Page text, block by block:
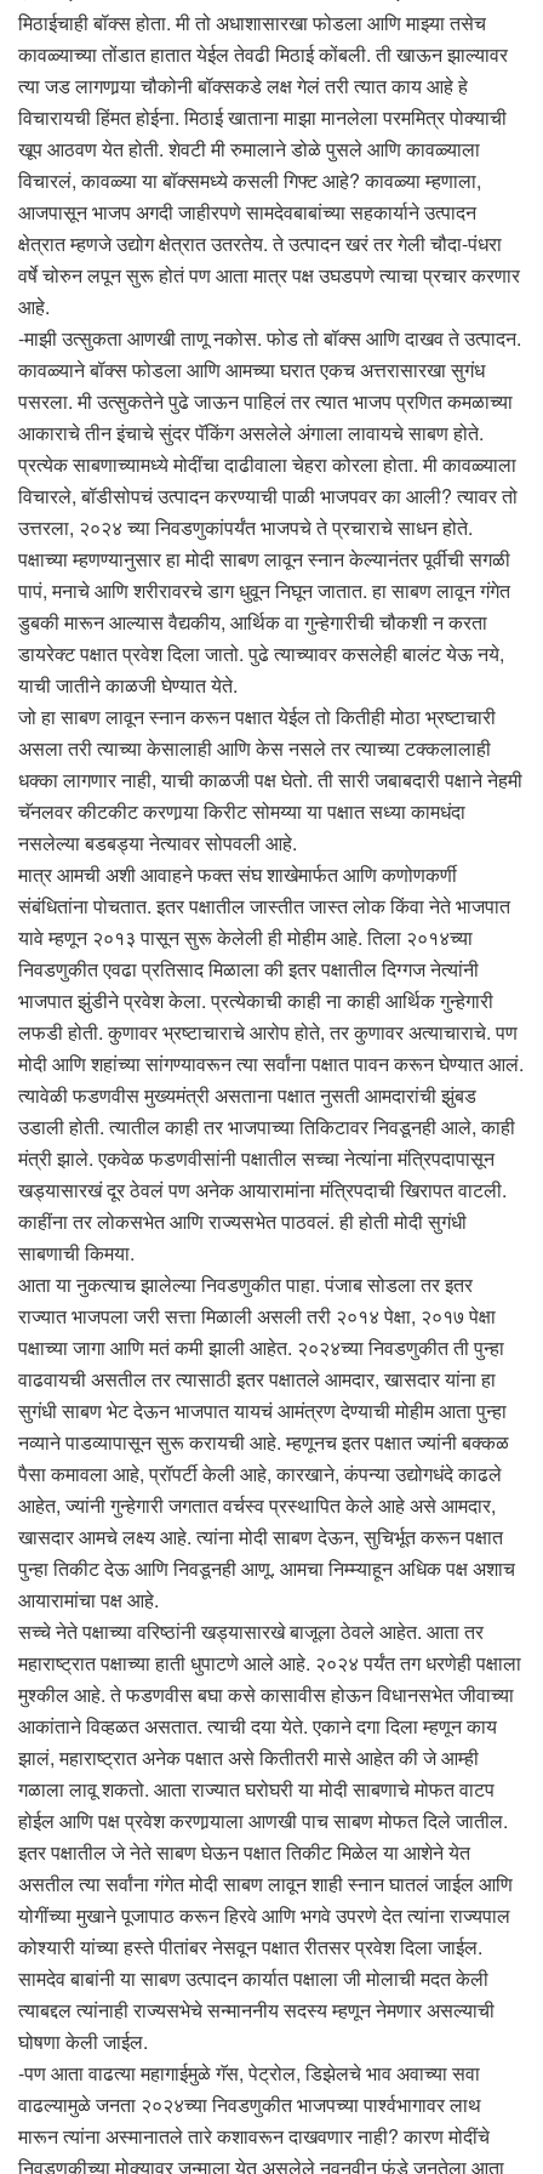
मिठाईचाही बॉक्स होता. मी तो अधाशासारखा फोडला आणि माझ्या तसेच
कावळ्याच्या तोंडात हातात येईल तेवढी मिठाई कोंबली. ती खाऊन झाल्यावर
त्या जड लागणार्‍या चौकोनी बॉक्सकडे लक्ष गेलं तरी त्यात काय आहे हे
विचारायची हिंमत होईना. मिठाई खाताना माझा मानलेला परममित्र पोक्याची
खूप आठवण येत होती. शेवटी मी रुमालाने डोळे पुसले आणि कावळ्याला
विचारलं, कावळ्या या बॉक्समध्ये कसली गिफ्ट आहे? कावळ्या म्हणाला,
आजपासून भाजप अगदी जाहीरपणे सामदेवबाबांच्या सहकार्याने उत्पादन
क्षेत्रात म्हणजे उद्योग क्षेत्रात उतरतेय. ते उत्पादन खरं तर गेली चौदा-पंधरा
वर्षे चोरुन लपून सुरू होतं पण आता मात्र पक्ष उघडपणे त्याचा प्रचार करणार
आहे.
-माझी उत्सुकता आणखी ताणू नकोस. फोड तो बॉक्स आणि दाखव ते उत्पादन.
कावळ्याने बॉक्स फोडला आणि आमच्या घरात एकच अत्तरासारखा सुगंध
पसरला. मी उत्सुकतेने पुढे जाऊन पाहिलं तर त्यात भाजप प्रणित कमळाच्या
आकाराचे तीन इंचाचे सुंदर पॅकिंग असलेले अंगाला लावायचे साबण होते.
प्रत्येक साबणाच्यामध्ये मोदींचा दाढीवाला चेहरा कोरला होता. मी कावळ्याला
विचारले, बॉडीसोपचं उत्पादन करण्याची पाळी भाजपवर का आली? त्यावर तो
उत्तरला, २०२४ च्या निवडणुकांपर्यंत भाजपचे ते प्रचाराचे साधन होते.
पक्षाच्या म्हणण्यानुसार हा मोदी साबण लावून स्नान केल्यानंतर पूर्वीची सगळी
पापं, मनाचे आणि शरीरावरचे डाग धुवून निघून जातात. हा साबण लावून गंगेत
डुबकी मारून आल्यास वैद्यकीय, आर्थिक वा गुन्हेगारीची चौकशी न करता
डायरेक्ट पक्षात प्रवेश दिला जातो. पुढे त्याच्यावर कसलेही बालंट येऊ नये,
याची जातीने काळजी घेण्यात येते.
जो हा साबण लावून स्नान करून पक्षात येईल तो कितीही मोठा भ्रष्टाचारी
असला तरी त्याच्या केसालाही आणि केस नसले तर त्याच्या टक्कलालाही
धक्का लागणार नाही, याची काळजी पक्ष घेतो. ती सारी जबाबदारी पक्षाने नेहमी
चॅनलवर कीटकीट करणार्‍या किरीट सोमय्या या पक्षात सध्या कामधंदा
नसलेल्या बडबड्या नेत्यावर सोपवली आहे.
मात्र आमची अशी आवाहने फक्त संघ शाखेमार्फत आणि कणोणकर्णी
संबंधितांना पोचतात. इतर पक्षातील जास्तीत जास्त लोक किंवा नेते भाजपात
यावे म्हणून २०१३ पासून सुरू केलेली ही मोहीम आहे. तिला २०१४च्या
निवडणुकीत एवढा प्रतिसाद मिळाला की इतर पक्षातील दिग्गज नेत्यांनी
भाजपात झुंडीने प्रवेश केला. प्रत्येकाची काही ना काही आर्थिक गुन्हेगारी
लफडी होती. कुणावर भ्रष्टाचाराचे आरोप होते, तर कुणावर अत्याचाराचे. पण
मोदी आणि शहांच्या सांगण्यावरून त्या सर्वांना पक्षात पावन करून घेण्यात आलं.
त्यावेळी फडणवीस मुख्यमंत्री असताना पक्षात नुसती आमदारांची झुंबड
उडाली होती. त्यातील काही तर भाजपाच्या तिकिटावर निवडूनही आले, काही
मंत्री झाले. एकवेळ फडणवीसांनी पक्षातील सच्चा नेत्यांना मंत्रिपदापासून
खड्यासारखं दूर ठेवलं पण अनेक आयारामांना मंत्रिपदाची खिरापत वाटली.
काहींना तर लोकसभेत आणि राज्यसभेत पाठवलं. ही होती मोदी सुगंधी
साबणाची किमया.
आता या नुकत्याच झालेल्या निवडणुकीत पाहा. पंजाब सोडला तर इतर
राज्यात भाजपला जरी सत्ता मिळाली असली तरी २०१४ पेक्षा, २०१७ पेक्षा
पक्षाच्या जागा आणि मतं कमी झाली आहेत. २०२४च्या निवडणुकीत ती पुन्हा
वाढवायची असतील तर त्यासाठी इतर पक्षातले आमदार, खासदार यांना हा
सुगंधी साबण भेट देऊन भाजपात यायचं आमंत्रण देण्याची मोहीम आता पुन्हा
नव्याने पाडव्यापासून सुरू करायची आहे. म्हणूनच इतर पक्षात ज्यांनी बक्कळ
पैसा कमावला आहे, प्रॉपर्टी केली आहे, कारखाने, कंपन्या उद्योगधंदे काढले
आहेत, ज्यांनी गुन्हेगारी जगतात वर्चस्व प्रस्थापित केले आहे असे आमदार,
खासदार आमचे लक्ष्य आहे. त्यांना मोदी साबण देऊन, सुचिर्भूत करून पक्षात
पुन्हा तिकीट देऊ आणि निवडूनही आणू. आमचा निम्म्याहून अधिक पक्ष अशाच
आयारामांचा पक्ष आहे.
सच्चे नेते पक्षाच्या वरिष्ठांनी खड्यासारखे बाजूला ठेवले आहेत. आता तर
महाराष्ट्रात पक्षाच्या हाती धुपाटणे आले आहे. २०२४ पर्यंत तग धरणेही पक्षाला
मुश्कील आहे. ते फडणवीस बघा कसे कासावीस होऊन विधानसभेत जीवाच्या
आकांताने विव्हळत असतात. त्याची दया येते. एकाने दगा दिला म्हणून काय
झालं, महाराष्ट्रात अनेक पक्षात असे कितीतरी मासे आहेत की जे आम्ही
गळाला लावू शकतो. आता राज्यात घरोघरी या मोदी साबणाचे मोफत वाटप
होईल आणि पक्ष प्रवेश करणार्‍याला आणखी पाच साबण मोफत दिले जातील.
इतर पक्षातील जे नेते साबण घेऊन पक्षात तिकीट मिळेल या आशेने येत
असतील त्या सर्वांना गंगेत मोदी साबण लावून शाही स्नान घातलं जाईल आणि
योगींच्या मुखाने पूजापाठ करून हिरवे आणि भगवे उपरणे देत त्यांना राज्यपाल
कोश्यारी यांच्या हस्ते पीतांबर नेसवून पक्षात रीतसर प्रवेश दिला जाईल.
सामदेव बाबांनी या साबण उत्पादन कार्यात पक्षाला जी मोलाची मदत केली
त्याबद्दल त्यांनाही राज्यसभेचे सन्माननीय सदस्य म्हणून नेमणार असल्याची
घोषणा केली जाईल.
-पण आता वाढत्या महागाईमुळे गॅस, पेट्रोल, डिझेलचे भाव अवाच्या सवा
वाढल्यामुळे जनता २०२४च्या निवडणुकीत भाजपच्या पार्श्वभागावर लाथ
मारून त्यांना अस्मानातले तारे कशावरून दाखवणार नाही? कारण मोदींचे
निवडणुकीच्या मोक्यावर जन्माला येत असलेले नवनवीन फंडे जनतेला आता